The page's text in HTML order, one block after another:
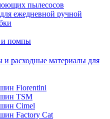
пылесосов
и помпы
и расходные материалы для
Fiorentini
TSM
Cimel
Factory Cat
ежедневной ручной